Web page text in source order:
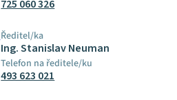
725 060 326
Ředitel/ka
Ing. Stanislav Neuman
Telefon na ředitele/ku
493 623 021